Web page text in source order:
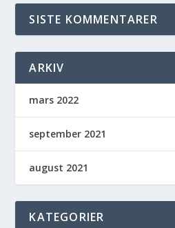
SISTE KOMMENTARER
ARKIV
mars 2022
september 2021
august 2021
KATEGORIER